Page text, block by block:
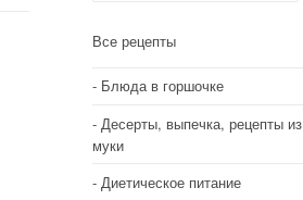
Все рецепты
Блюда в горшочке
Десерты, выпечка, рецепты из
муки
Диетическое питание